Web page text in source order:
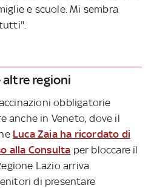
e scuole. Mi sembra
regioni
obbligatorie
anche in Veneto, dove il
Luca Zaia ha ricordato di
alla Consulta per bloccare il
Lazio arriva
di presentare